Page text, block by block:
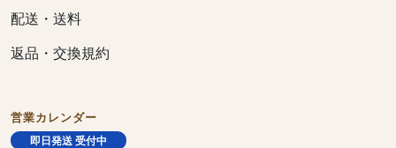
配送・送料
返品・交換規約
営業カレンダー
即日発送 受付中